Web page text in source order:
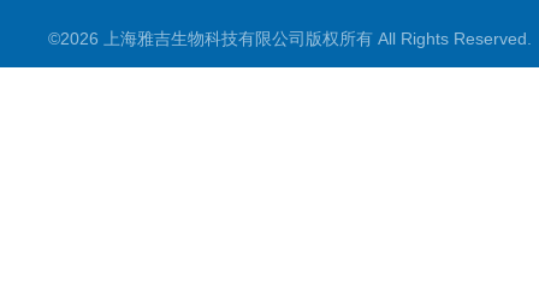
©2026 上海雅吉生物科技有限公司版权所有 All Rights